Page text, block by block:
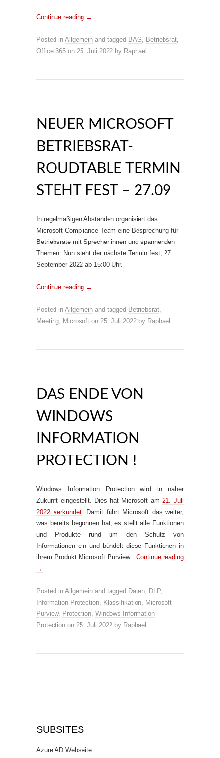
Continue reading →
Posted in Allgemein and tagged BAG, Betriebsrat,
Office 365 on 25. Juli 2022 by Raphael .
NEUER MICROSOFT
BETRIEBSRAT-
ROUDTABLE TERMIN
STEHT FEST – 27.09
In regelmäßigen Abständen organisiert das
Microsoft Compliance Team eine Besprechung für
Betriebsräte mit Sprecher:innen und spannenden
Themen. Nun steht der nächste Termin fest, 27.
September 2022 ab 15:00 Uhr.
Continue reading →
Posted in Allgemein and tagged Betriebsrat,
Meeting, Microsoft on 25. Juli 2022 by Raphael .
DAS ENDE VON
WINDOWS
INFORMATION
PROTECTION !
Windows Information Protection wird in naher
Zukunft eingestellt. Dies hat Microsoft am21. Juli
2022 verkündet. Damit führt Microsoft das weiter,
was bereits begonnen hat, es stellt alle Funktionen
und Produkte rund um den Schutz von
Informationen ein und bündelt diese Funktionen in
ihrem Produkt Microsoft Purview. Continue reading
→
Posted in Allgemein and tagged Daten, DLP,
Information Protection, Klassifikation, Microsoft
Purview, Protection, Windows Information
Protection on 25. Juli 2022 by Raphael .
SUBSITES
Azure AD Webseite